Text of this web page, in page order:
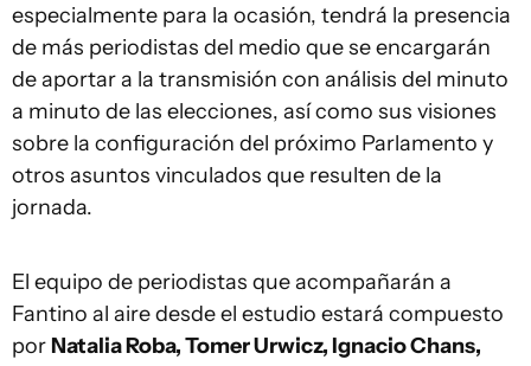
especialmente para la ocasión, tendrá la presencia
de más periodistas del medio que se encargarán
de aportar a la transmisión con análisis del minuto
a minuto de las elecciones, así como sus visiones
sobre la configuración del próximo Parlamento y
otros asuntos vinculados que resulten de la
jornada.
El equipo de periodistas que acompañarán a
Fantino al aire desde el estudio estará compuesto
por Natalia Roba, Tomer Urwicz, Ignacio Chans,